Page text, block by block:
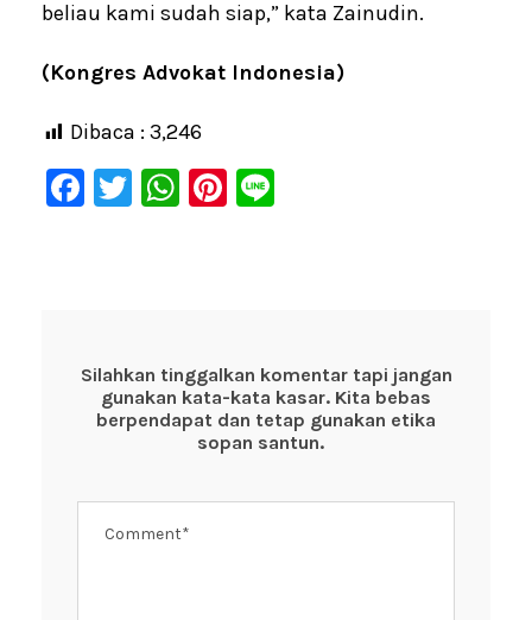
beliau kami sudah siap,” kata Zainudin.
(Kongres Advokat Indonesia)
Dibaca : 3,246
F
o
o
T
W
p
p
Pi
Silahkan tinggalkan komentar tapi jangan
gunakan kata-kata kasar. Kita bebas
berpendapat dan tetap gunakan etika
sopan santun.